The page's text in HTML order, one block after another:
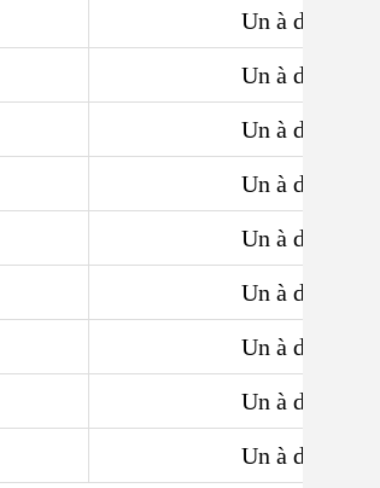
Un à deux.5
Un à deux.5
Un à deux.5
Un à deux.5
Un à deux.5
Un à deux.5
Un à deux.5
Un à deux.5
Un à deux.5